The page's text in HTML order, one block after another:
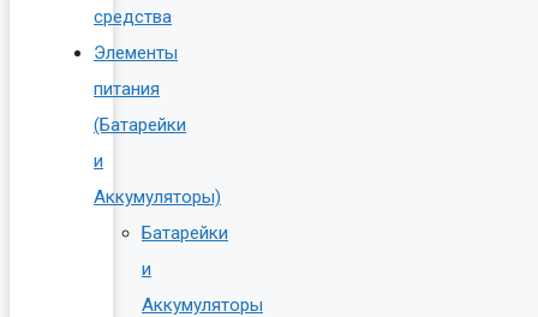
средства
Элементы
питания
(Батарейки
и
Аккумуляторы)
Батарейки
и
Аккумуляторы